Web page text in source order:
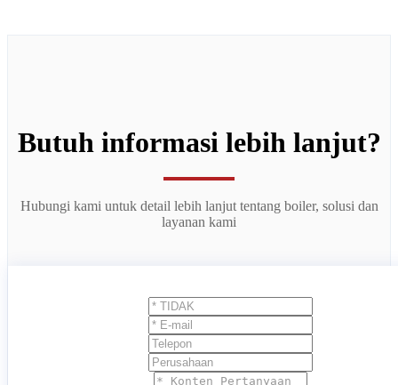
Butuh informasi lebih lanjut?
Hubungi kami untuk detail lebih lanjut tentang boiler, solusi dan
layanan kami